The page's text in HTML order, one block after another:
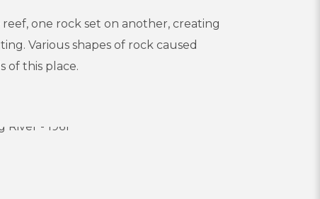
one rock set on another, creating
Various shapes of rock caused
of this place.